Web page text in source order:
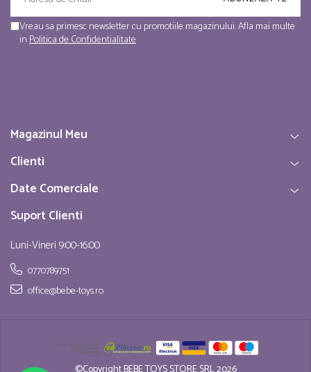
Vreau sa primesc newsletter cu promotiile magazinului. Afla mai multe
inPolitica de Confidentialitate
Magazinul Meu
Clienti
Date Comerciale
Suport Clienti
Luni-Vineri 9:00-16:00
0770789751
office@bebe-toys.ro